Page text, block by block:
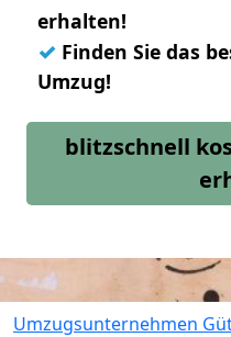
erhalten!
✓ Finden Sie das
Umzug!
blitzschnell
Umzugsunternehmen